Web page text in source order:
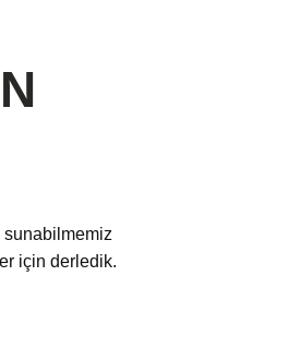
sunabilmemiz
için derledik.